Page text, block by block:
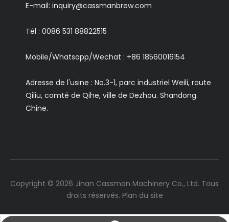
E-mail: inquiry@cassmanbrew.com
Tél : 0086 531 88822515
Mobile/Whatsapp/Wechat : +86 18560016154
Adresse de l'usine : No.3-1, parc industriel Weili, route
Qiliu, comté de Qihe, ville de Dezhou. Shandong.
Chine.
Copyright © 2026 Jinan Cassman Machinery Co., Ltd. Tous
droits réservés. Plan du site